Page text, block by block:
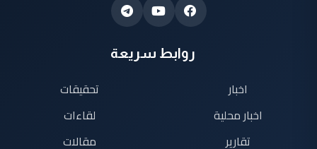
روابط سريعة
اخبار
اخبار محلية
تقارير
تحقيقات
لقاءات
مقالات